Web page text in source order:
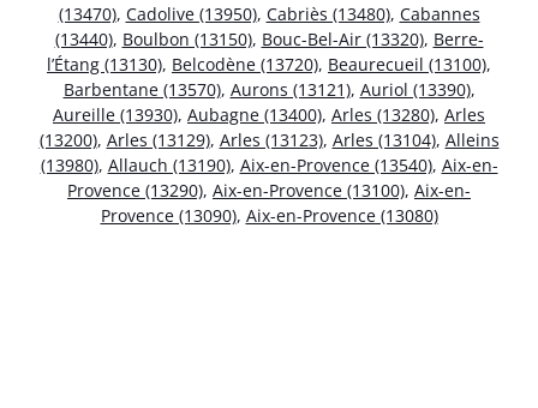
(13470), Cadolive (13950), Cabriès (13480), Cabannes
(13440), Boulbon (13150), Bouc-Bel-Air (13320), Berre-
l’Étang (13130), Belcodène (13720), Beaurecueil (13100),
Barbentane (13570), Aurons (13121), Auriol (13390),
Aureille (13930), Aubagne (13400), Arles (13280), Arles
(13200), Arles (13129), Arles (13123), Arles (13104), Alleins
(13980), Allauch (13190), Aix-en-Provence (13540), Aix-en-
Provence (13290), Aix-en-Provence (13100), Aix-en-
Provence (13090), Aix-en-Provence (13080)